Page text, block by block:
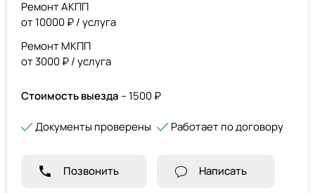
Ремонт АКПП
от 10000 ₽ / услуга
Ремонт МКПП
от 3000 ₽ / услуга
Стоимость выезда – 1500 ₽
Документы проверены Работает по договору
Позвонить Написать